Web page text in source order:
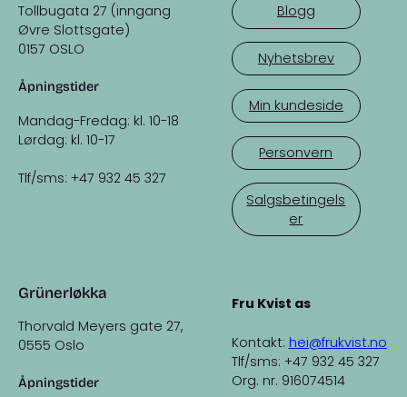
Tollbugata 27 (inngang
Øvre Slottsgate)
0157 OSLO
Åpningstider
Mandag-Fredag: kl. 10-18
Lørdag: kl. 10-17
Tlf/sms: +47 932 45 327
Grünerløkka
Thorvald Meyers gate 27,
0555 Oslo
Åpningstider
Blogg
Nyhetsbrev
Min kundeside
Personvern
Salgsbetingels
er
Fru Kvist as
Kontakt: hei@frukvist.no
Tlf/sms: +47 932 45 327
Org. nr. 916074514